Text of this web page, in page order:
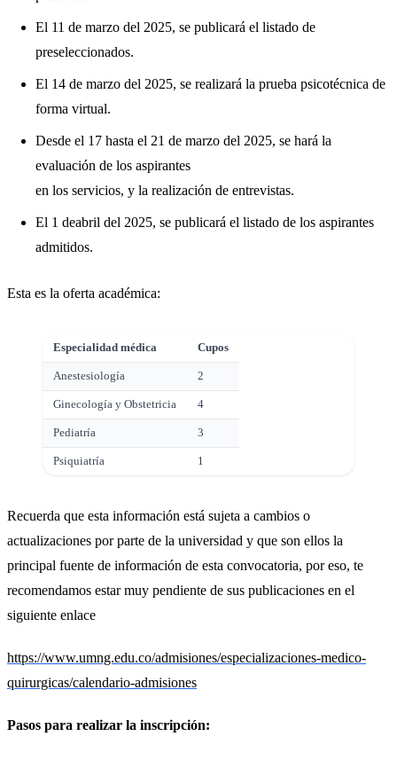
El 11 de marzo del 2025, se publicará el listado de
preseleccionados.
El 14 de marzo del 2025, se realizará la prueba psicotécnica de
forma virtual.
Desde el 17 hasta el 21 de marzo del 2025, se hará la
evaluación de los aspirantes
en los servicios, y la realización de entrevistas.
El 1 deabril del 2025, se publicará el listado de los aspirantes
admitidos.
Esta es la oferta académica:
Especialidad médica Cupos
Anestesiología 2
Ginecología y Obstetricia 4
Pediatría 3
Psiquiatría 1
Recuerda que esta información está sujeta a cambios o
actualizaciones por parte de la universidad y que son ellos la
principal fuente de información de esta convocatoria, por eso, te
recomendamos estar muy pendiente de sus publicaciones en el
siguiente enlace
https://www.umng.edu.co/admisiones/especializaciones-medico-
quirurgicas/calendario-admisiones
Pasos para realizar la inscripción: